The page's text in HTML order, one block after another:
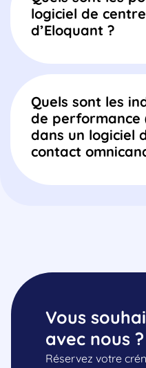
logiciel de
d’Eloquant ?
Quels sont les
de performance
dans un logiciel
contact
Vous
avec nous ?
Réservez votre